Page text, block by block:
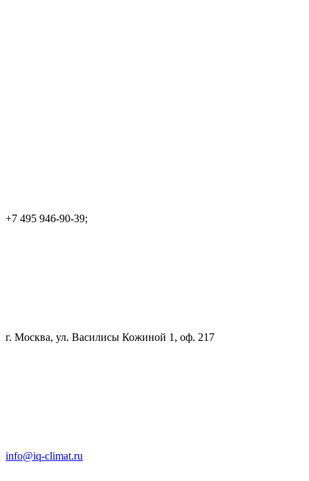
+7 495 946-90-39;
г. Москва, ул. Василисы Кожиной 1, оф. 217
info@iq-climat.ru